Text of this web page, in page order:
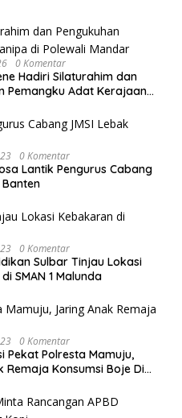
0 Komentar
Hadiri Silaturahim dan
Pemangku Adat Kerajaan
0 Komentar
Lantik Pengurus Cabang
Banten
0 Komentar
Sulbar Tinjau Lokasi
SMAN 1 Malunda
0 Komentar
Pekat Polresta Mamuju,
Remaja Konsumsi Boje Di